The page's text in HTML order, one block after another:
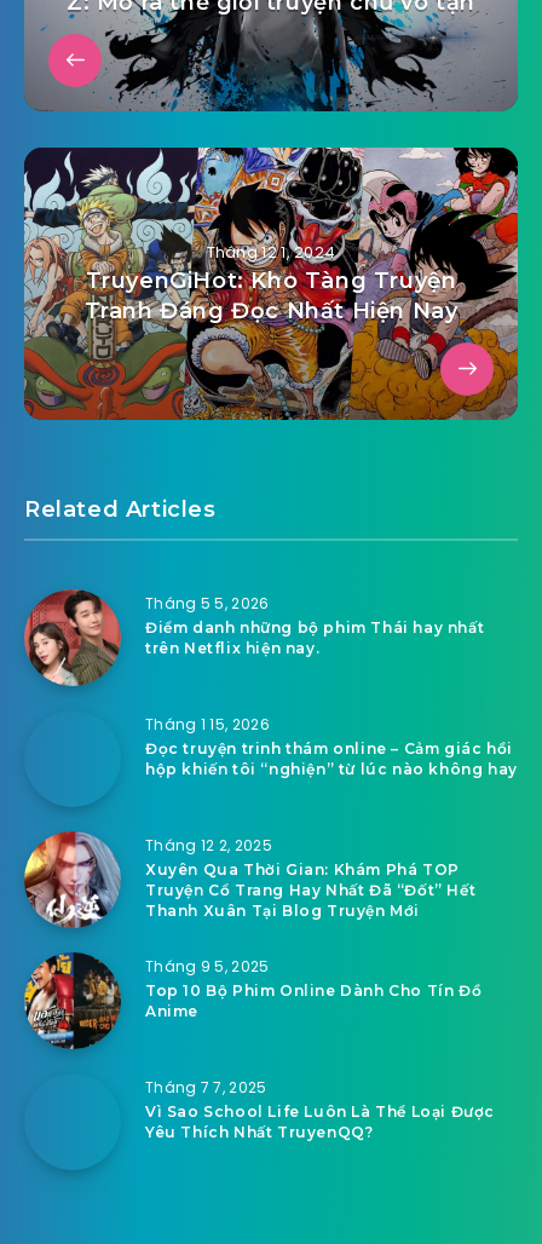
Tháng 12 1, 2024
TruyenGiHot: Kho Tàng Truyện
Tranh Đáng Đọc Nhất Hiện Nay
Related Articles
Tháng 5 5, 2026
Điểm danh những bộ phim Thái hay nhất
trên Netflix hiện nay.
Tháng 1 15, 2026
Đọc truyện trinh thám online – Cảm giác hồi
hộp khiến tôi “nghiện” từ lúc nào không hay
Tháng 12 2, 2025
Xuyên Qua Thời Gian: Khám Phá TOP
Truyện Cổ Trang Hay Nhất Đã “Đốt” Hết
Thanh Xuân Tại Blog Truyện Mới
Tháng 9 5, 2025
Top 10 Bộ Phim Online Dành Cho Tín Đồ
Anime
Tháng 7 7, 2025
Vì Sao School Life Luôn Là Thể Loại Được
Yêu Thích Nhất TruyenQQ?